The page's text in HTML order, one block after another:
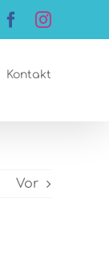
Facebook
Kontakt
Vor